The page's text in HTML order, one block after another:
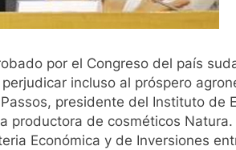
por el Congreso del país
incluso al próspero
presidente del Instituto de
productora de cosméticos
Económica y de Inversiones